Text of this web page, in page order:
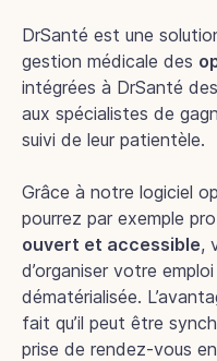
DrSanté est une
gestion médicale des
intégrées à DrSanté
aux spécialistes de
suivi de leur patientèle.
Grâce à notre logiciel
pourrez par exemple
ouvert et accessible,
d’organiser votre
dématérialisée.
fait qu’il peut être
prise de rendez-vous